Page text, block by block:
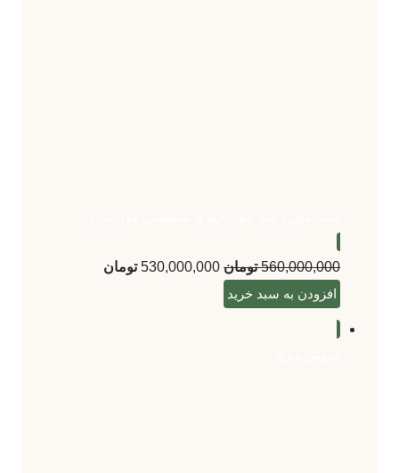
560,000,000 تومان 530,000,000 تومان
افزودن به سبد خرید